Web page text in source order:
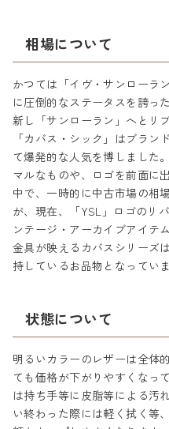
相場について
かつては「イヴ・サンローラ
に圧倒的なステータスを誇っ
新し「サンローラン」へとリ
「カバス・シック」はブラン
て爆発的な人気を博しました
マルなものや、ロゴを前面に
中で、一時的に中古市場の相
が、現在、「YSL」ロゴのリ
ンテージ・アーカイブアイテ
金具が映えるカバスシリーズ
持しているお品物となっていま
状態について
明るいカラーのレザーは全体
ても価格が下がりやすくなっ
は持ち手等に皮脂等による汚
い終わった際には軽く拭く等